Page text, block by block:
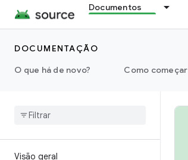
Documentos
DOCUMENTAÇÃO
O que há de novo?
Como começar
Visão geral